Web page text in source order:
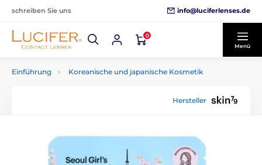
schreiben Sie uns info@luciferlenses.de
0
Menü
Einführung Koreanische und japanische Kosmetik
Hersteller